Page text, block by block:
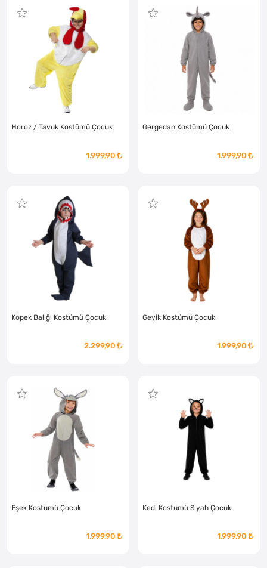
Horoz / Tavuk Kostümü Çocuk
1.999,90
Gergedan Kostümü Çocuk
1.999,90
Köpek Balığı Kostümü Çocuk
2.299,90
Geyik Kostümü Çocuk
1.999,90
Eşek Kostümü Çocuk
1.999,90
Kedi Kostümü Siyah Çocuk
1.999,90